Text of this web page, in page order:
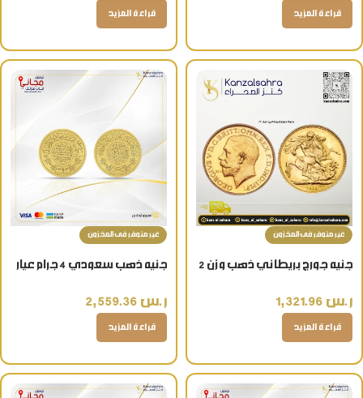
قراءة المزيد قراءة المزيد
غير متوفر فى المخزون
جنيه جورج بريطاني ذهب وزن 2
والاقتناء
ر.س
قراءة المزيد
غير متوفر فى المخزون
جنيه ذهب سعودي 4 جرام عيار
ر.س
قراءة المزيد